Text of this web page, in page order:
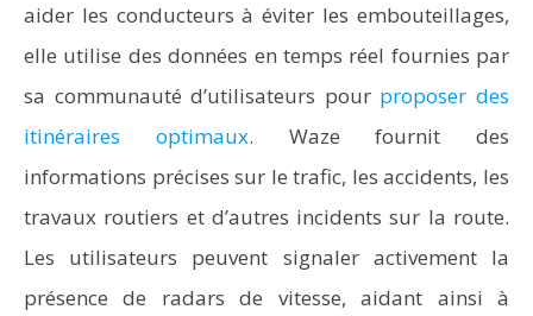
aider les conducteurs à éviter les embouteillages,
elle utilise des données en temps réel fournies par
sa communauté d’utilisateurs pour proposer des
itinéraires optimaux. Waze fournit des
informations précises sur le trafic, les accidents, les
travaux routiers et d’autres incidents sur la route.
Les utilisateurs peuvent signaler activement la
présence de radars de vitesse, aidant ainsi à